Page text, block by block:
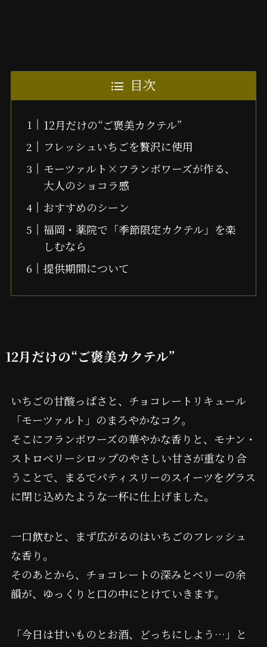
目次
12月だけの“ご褒美カクテル”
フレッシュいちごを贅沢に使用
モーツァルト×フランボワーズが作る、
大人のショコラ感
おすすめのシーン
福岡・薬院で「季節限定カクテル」を楽
しむなら
提供期間について
12月だけの“ご褒美カクテル”
いちごの甘酸っぱさと、チョコレートリキュール
「モーツァルト」のまろやかなコク。
そこにフランボワーズの華やかな香りと、モナン・
ストロベリーシロップのやさしい甘さが重なり合
うことで、まるでパティスリーのスイーツをグラス
に閉じ込めたような一杯に仕上げました。
一口飲むと、まず広がるのはいちごのフレッシュ
な香り。
そのあとから、チョコレートの深みとベリーの余
韻が、ゆっくりと口の中にとけていきます。
「今日は甘いものとお酒、どっちにしよう…」と